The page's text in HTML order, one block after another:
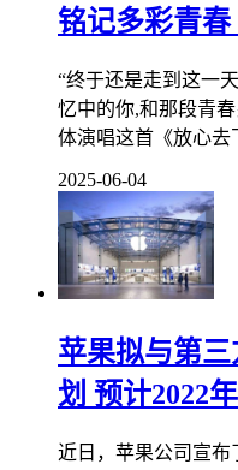
铭记多彩青
“终于还是走到这一
忆中的你,和那段青
体演唱这首《放心去
2025-06-04
苹果拟与第
划 预计2022
近日，苹果公司宣布